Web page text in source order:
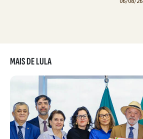
MAIS DE LULA